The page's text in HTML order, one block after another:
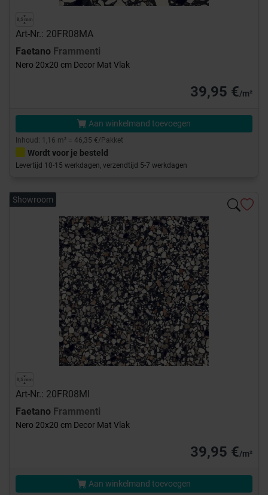
Art-Nr.: 20FR08MA
Faetano Frammenti
Nero 20x20 cm Decor Mat Vlak
39,95 €/m²
Aan winkelmand toevoegen
Inhoud: 1,16 m² = 46,35 €/Pakket
Wordt voor je besteld
Levertijd 10-15 werkdagen, verzendtijd 5-7 werkdagen
Showroom
Art-Nr.: 20FR08MI
Faetano Frammenti
Nero 20x20 cm Decor Mat Vlak
39,95 €/m²
Aan winkelmand toevoegen